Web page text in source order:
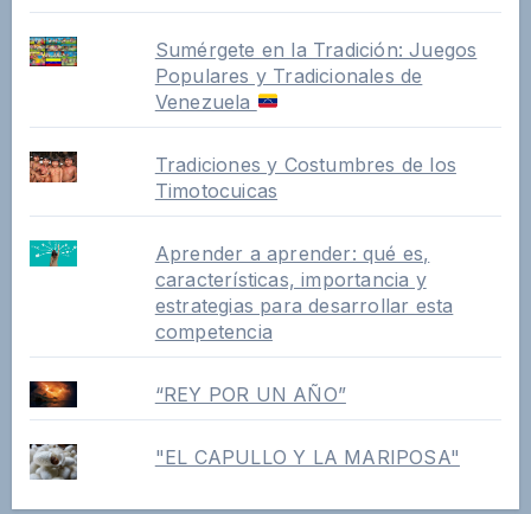
Sumérgete en la Tradición: Juegos
Populares y Tradicionales de
Venezuela
Tradiciones y Costumbres de los
Timotocuicas
Aprender a aprender: qué es,
características, importancia y
estrategias para desarrollar esta
competencia
“REY POR UN AÑO”
"EL CAPULLO Y LA MARIPOSA"